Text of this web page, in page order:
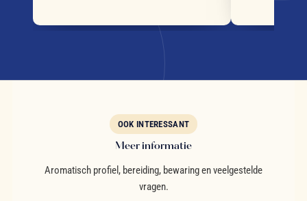
OOK INTERESSANT
Meer informatie
Aromatisch profiel, bereiding, bewaring en veelgestelde
vragen.